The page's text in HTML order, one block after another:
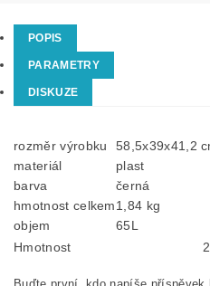
POPIS
PARAMETRY
DISKUZE
rozměr výrobku
58,5x39x41,2
materiál
plast
barva
černá
hmotnost celkem1,84 kg
objem
65L
Hmotnost